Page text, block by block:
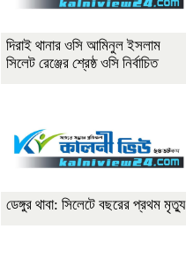
দিরাই থানার ওসি আমিনুল ইসলাম
সিলেট রেঞ্জের শ্রেষ্ঠ ওসি নির্বাচিত
ডেঙ্গুর থাবা: সিলেটে বছরের প্রথম মৃত্যু